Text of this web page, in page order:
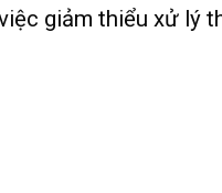
giảm thiểu xử lý